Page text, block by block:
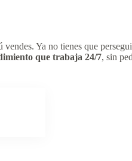
Ya no tienes que
que trabaja 24/7, sin